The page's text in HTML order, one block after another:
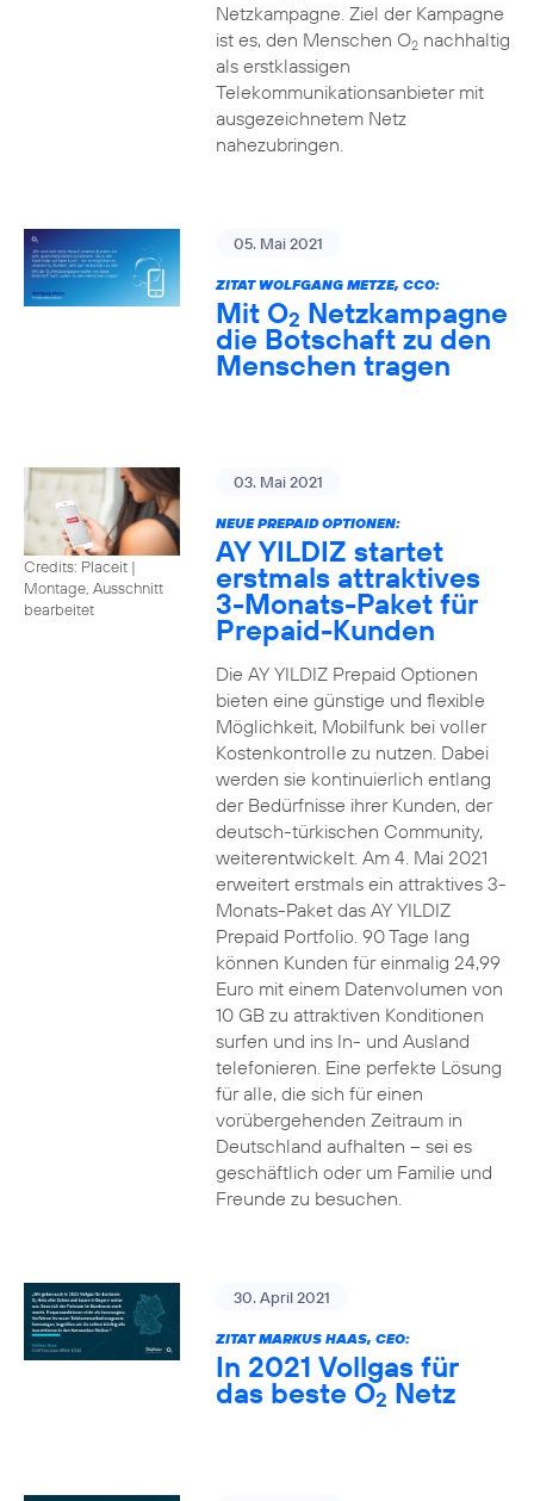
Netzkampagne. Ziel der Kampagne
ist es, den Menschen O2nachhaltig
als erstklassigen
Telekommunikationsanbieter mit
ausgezeichnetem Netz
nahezubringen.
05. Mai 2021
ZITAT WOLFGANG METZE, CCO:
Mit O2 Netzkampagne
die Botschaft zu den
Menschen tragen
Credits: Placeit |
Montage, Ausschnitt
bearbeitet
03. Mai 2021
NEUE PREPAID OPTIONEN:
AY YILDIZ startet
erstmals attraktives
3-Monats-Paket für
Prepaid-Kunden
Die AY YILDIZ Prepaid Optionen
bieten eine günstige und flexible
Möglichkeit, Mobilfunk bei voller
Kostenkontrolle zu nutzen. Dabei
werden sie kontinuierlich entlang
der Bedürfnisse ihrer Kunden, der
deutsch-türkischen Community,
weiterentwickelt. Am 4. Mai 2021
erweitert erstmals ein attraktives 3-
Monats-Paket das AY YILDIZ
Prepaid Portfolio. 90 Tage lang
können Kunden für einmalig 24,99
Euro mit einem Datenvolumen von
10 GB zu attraktiven Konditionen
surfen und ins In- und Ausland
telefonieren. Eine perfekte Lösung
für alle, die sich für einen
vorübergehenden Zeitraum in
Deutschland aufhalten – sei es
geschäftlich oder um Familie und
Freunde zu besuchen.
30. April 2021
ZITAT MARKUS HAAS, CEO:
In 2021 Vollgas für
das beste O2 Netz